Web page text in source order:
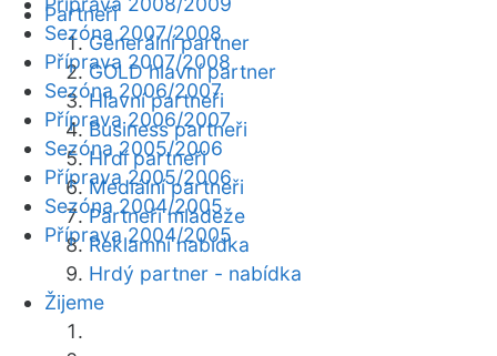
Partneři
Generální partner
GOLD hlavní partner
Hlavní partneři
Business partneři
Hrdí partneři
Mediální partneři
Partneři mládeže
Reklamní nabídka
Hrdý partner - nabídka
Žijeme
Sezóna 2007/2008
Příprava 2007/2008
Sezóna 2006/2007
Příprava 2006/2007
Sezóna 2005/2006
Příprava 2005/2006
Sezóna 2004/2005
Příprava 2004/2005